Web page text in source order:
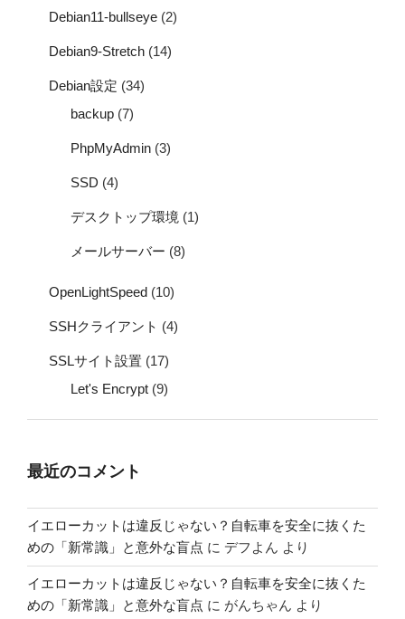
Debian11-bullseye (2)
Debian9-Stretch (14)
Debian設定 (34)
backup (7)
PhpMyAdmin (3)
SSD (4)
デスクトップ環境 (1)
メールサーバー (8)
OpenLightSpeed (10)
SSHクライアント (4)
SSLサイト設置 (17)
Let's Encrypt (9)
最近のコメント
イエローカットは違反じゃない？自転車を安全に抜くた
めの「新常識」と意外な盲点 に デフよん より
イエローカットは違反じゃない？自転車を安全に抜くた
めの「新常識」と意外な盲点 に がんちゃん より